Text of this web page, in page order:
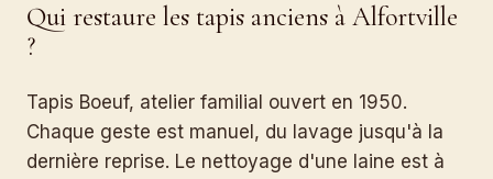
Qui restaure les tapis anciens à Alfortville
?
Tapis Boeuf, atelier familial ouvert en 1950.
Chaque geste est manuel, du lavage jusqu'à la
dernière reprise. Le nettoyage d'une laine est à